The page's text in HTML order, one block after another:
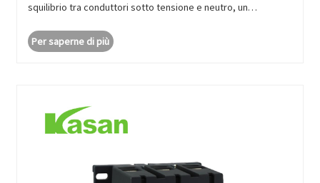
squilibrio tra conduttori sotto tensione e neutro, un
interrompere l'e......
Per saperne di più